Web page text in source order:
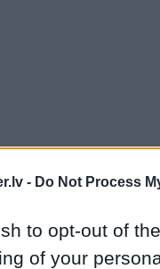
- Do Not Process
to opt-out of
of your